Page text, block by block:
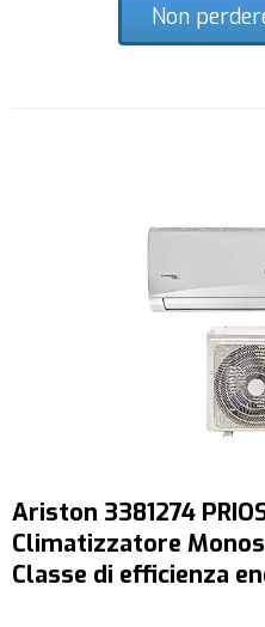
Non
Ariston 3381274
Climatizzatore
Classe di efficienza